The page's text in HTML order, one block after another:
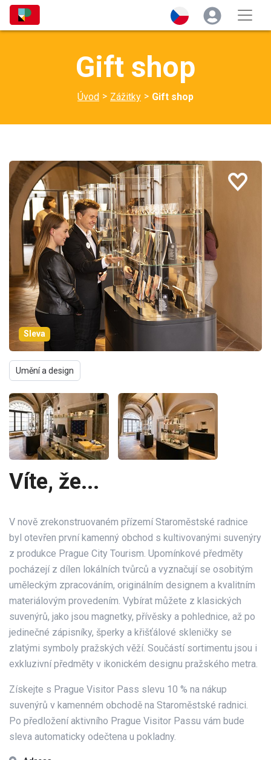
Gift shop
Úvod > Zážitky > Gift shop
Víte, že...
V nově zrekonstruovaném přízemí Staroměstské radnice
byl otevřen první kamenný obchod s kultivovanými suvenýry
z produkce Prague City Tourism. Upomínkové předměty
pocházejí z dílen lokálních tvůrců a vyznačují se osobitým
uměleckým zpracováním, originálním designem a kvalitním
materiálovým provedením. Vybírat můžete z klasických
suvenýrů, jako jsou magnetky, přívěsky a pohlednice, až po
jedinečné zápisníky, šperky a křišťálové skleničky se
zlatými symboly pražských věží. Součástí sortimentu jsou i
exkluzivní předměty v ikonickém designu pražského metra.
Získejte s Prague Visitor Pass slevu 10 % na nákup
suvenýrů v kamenném obchodě na Staroměstské radnici.
Po předložení aktivního Prague Visitor Passu vám bude
sleva automaticky odečtena u pokladny.
Sleva
Umění a design